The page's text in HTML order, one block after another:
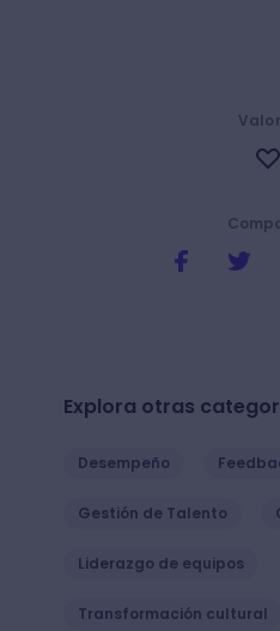
Explora otras
Desempeño
Gestión de Talento
Liderazgo de equipos
Transformación cultural